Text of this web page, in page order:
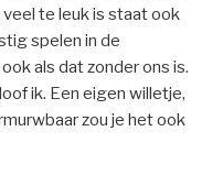
te leuk is staat ook
spelen in de
als dat zonder ons is.
ik. Een eigen willetje,
zou je het ook